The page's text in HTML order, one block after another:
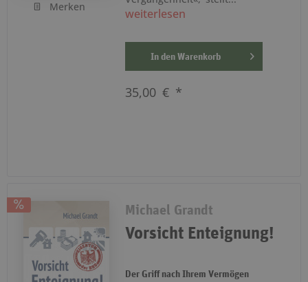
Merken
weiterlesen
In den Warenkorb
35,00 € *
Michael Grandt
Vorsicht Enteignung!
Der Griff nach Ihrem Vermögen